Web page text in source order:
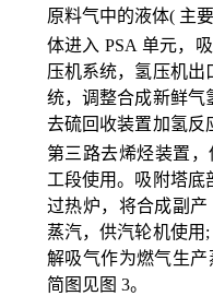
原料气中的液体( 主
体进入 PSA 单元，
压机系统，氢压机出
统，调整合成新鲜气
去硫回收装置加氢反
第三路去烯烃装置
工段使用。吸附塔底
过热炉，将合成副产
蒸汽，供汽轮机使用
解吸气作为燃气生
简图见图 3。